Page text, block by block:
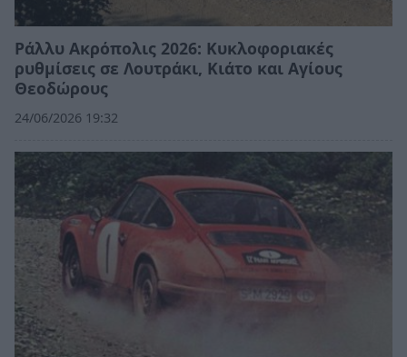
Ράλλυ Ακρόπολις 2026: Κυκλοφοριακές
ρυθμίσεις σε Λουτράκι, Κιάτο και Αγίους
Θεοδώρους
24/06/2026 19:32